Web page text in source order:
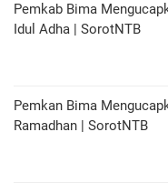
Pemkab Bima
Idul Adha | SorotNTB
Pemkan Bima
Ramadhan | SorotNTB